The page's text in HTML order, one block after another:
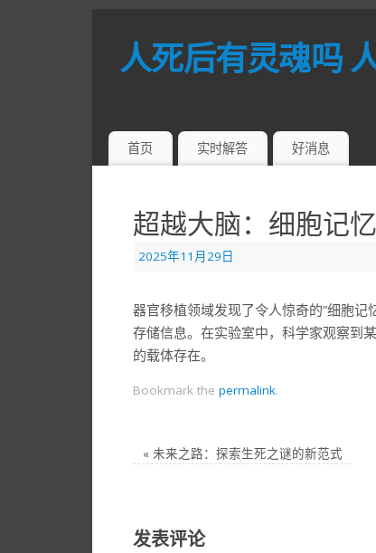
人死后有灵魂吗
首页 实时解答 好消息
超越大脑：细胞记
2025年11月29日
器官移植领域发现了令人惊奇的”细胞
存储信息。在实验室中，科学家观察到
的载体存在。
Bookmark the permalink.
«未来之路：探索生死之谜的新范式
发表评论